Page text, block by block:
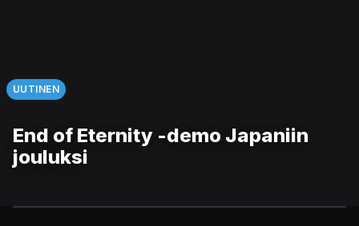
UUTINEN
End of Eternity -demo Japaniin
jouluksi